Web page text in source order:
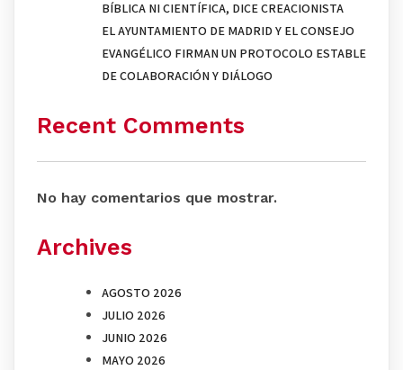
BÍBLICA NI CIENTÍFICA, DICE CREACIONISTA
EL AYUNTAMIENTO DE MADRID Y EL CONSEJO
EVANGÉLICO FIRMAN UN PROTOCOLO ESTABLE
DE COLABORACIÓN Y DIÁLOGO
Recent Comments
No hay comentarios que mostrar.
Archives
AGOSTO 2026
JULIO 2026
JUNIO 2026
MAYO 2026